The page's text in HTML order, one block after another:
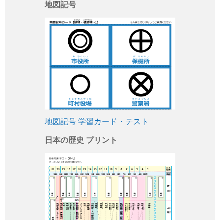
地図記号
地図記号 学習カード・テスト
日本の歴史 プリント